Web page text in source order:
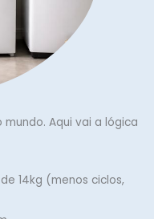
Aqui vai a lógica
14kg (menos ciclos,